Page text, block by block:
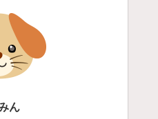
ん